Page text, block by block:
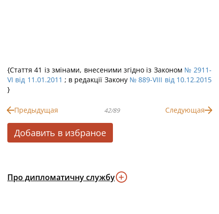
{Стаття 41 із змінами, внесеними згідно із Законом № 2911-
VI від 11.01.2011 ; в редакції Закону № 889-VIII від 10.12.2015
}
Предыдущая 42/89 Следующая
Добавить в избраное
Про дипломатичну службу